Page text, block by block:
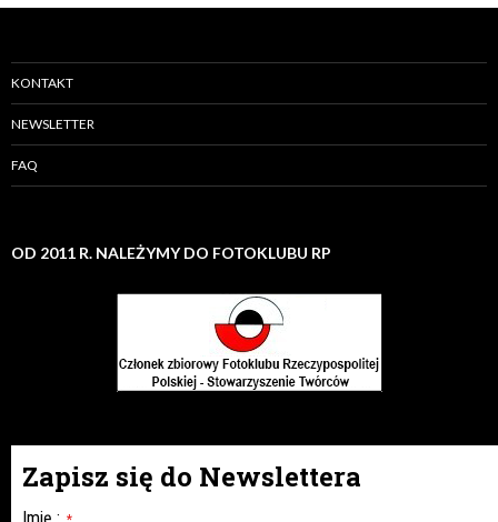
KONTAKT
NEWSLETTER
FAQ
OD 2011 R. NALEŻYMY DO FOTOKLUBU RP
Zapisz się do Newslettera
Imię :